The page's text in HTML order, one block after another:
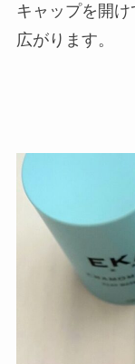
キャップを開
広がります。